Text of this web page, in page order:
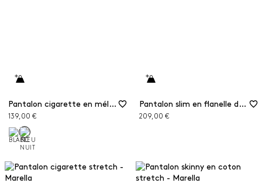
Pantalon cigarette en mélange de coton
139,00 €
Pantalon slim en flanelle de laine
209,00 €